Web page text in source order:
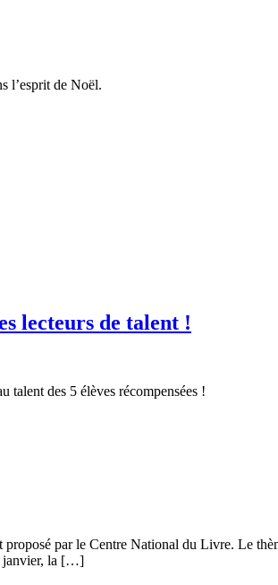
l’esprit de Noël.
lecteurs de talent !
talent des 5 élèves récompensées !
par le Centre National du Livre. Le
janvier, la […]